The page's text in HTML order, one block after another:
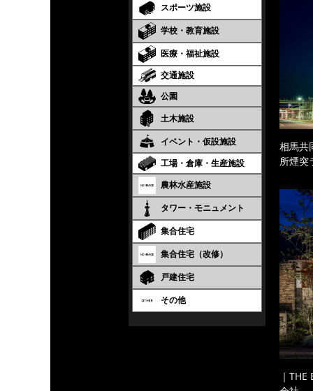
スポーツ施設
学校・教育施設
医療・福祉施設
交通施設
公園
土木施設
イベント・仮設施設
工場・倉庫・生産施設
農林水産施設
タワー・モニュメント
集合住宅
集合住宅（改修）
戸建住宅
その他
相馬共
所煙突
｜